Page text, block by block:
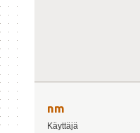
nm
Käyttäjä